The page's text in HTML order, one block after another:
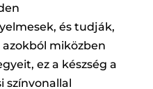
és tudják,
miközben
ez a készség a
színvonallal